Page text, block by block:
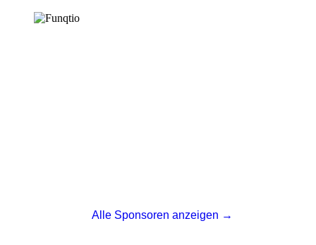
Alle Sponsoren anzeigen →